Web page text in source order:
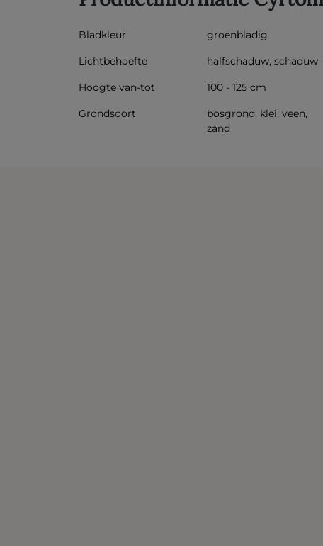
Bladkleur groenbladig
Lichtbehoefte halfschaduw, schaduw
Hoogte van-tot 100 - 125 cm
Grondsoort
bosgrond, klei, veen,
zand